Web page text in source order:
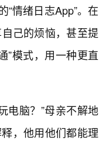
“情绪日志App”。在
己的烦恼，甚至提
”模式，用一种更直
电脑？”母亲不解地
，他用他们都能理